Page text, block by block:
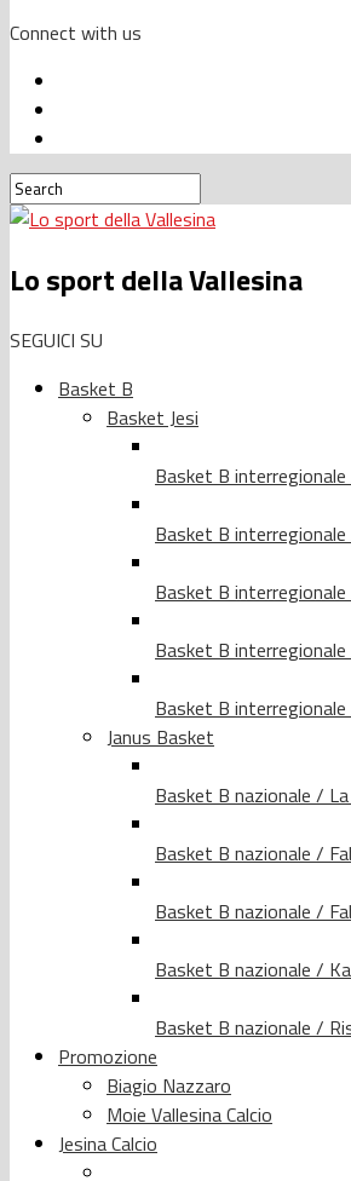
Connect with us
Lo sport della Vallesina
SEGUICI SU
Basket B
Basket Jesi
Basket B interregionale
Basket B
Basket B
Basket B
Basket B
Janus Basket
Basket B nazionale /
Basket B nazionale /
Basket B nazionale /
Basket B nazionale /
Basket B nazionale /
Promozione
Biagio Nazzaro
Moie Vallesina Calcio
Jesina Calcio